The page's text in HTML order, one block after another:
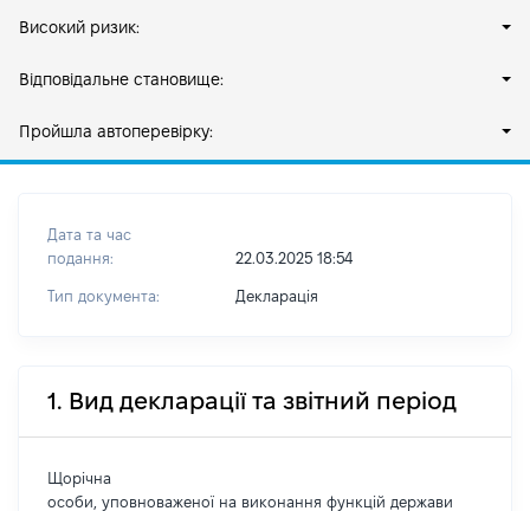
Високий ризик:
Відповідальне становище:
Пройшла автоперевірку:
Дата та час
подання:
22.03.2025 18:54
Тип документа: Декларація
1. Вид декларації та звітний період
Щорічна
особи, уповноваженої на виконання функцій держави